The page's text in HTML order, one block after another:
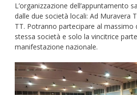
L’organizzazione dell’appuntamento
dalle due società locali: Ad Muravera
TT. Potranno partecipare al massimo
stessa società e solo la vincitrice
manifestazione nazionale.